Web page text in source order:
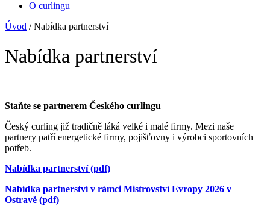
O curlingu
Úvod /Nabídka partnerství
Nabídka partnerství
Staňte se partnerem Českého curlingu
Český curling již tradičně láká velké i malé firmy. Mezi naše
partnery patří energetické firmy, pojišťovny i výrobci sportovních
potřeb.
Nabídka partnerství (pdf)
Nabídka partnerství v rámci Mistrovství Evropy 2026 v
Ostravě (pdf)